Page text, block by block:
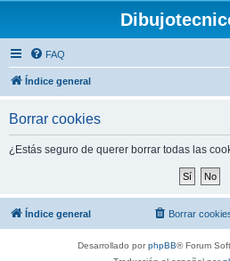
FAQ
Índice general
Borrar cookies
¿Estás seguro de querer borrar todas las
Índice general Borrar
Desarrollado porphpBB® Forum